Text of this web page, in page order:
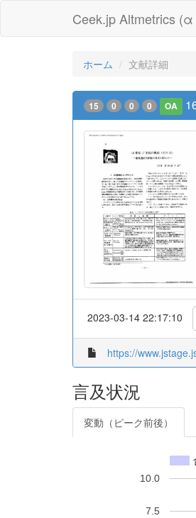
Ceek.jp Altmetrics (α
ホーム 文献詳細
15 0 0 0 OA
2023-03-14 22:17:10
https://
言及状況
変動（ピーク前後）
7.5
10.0